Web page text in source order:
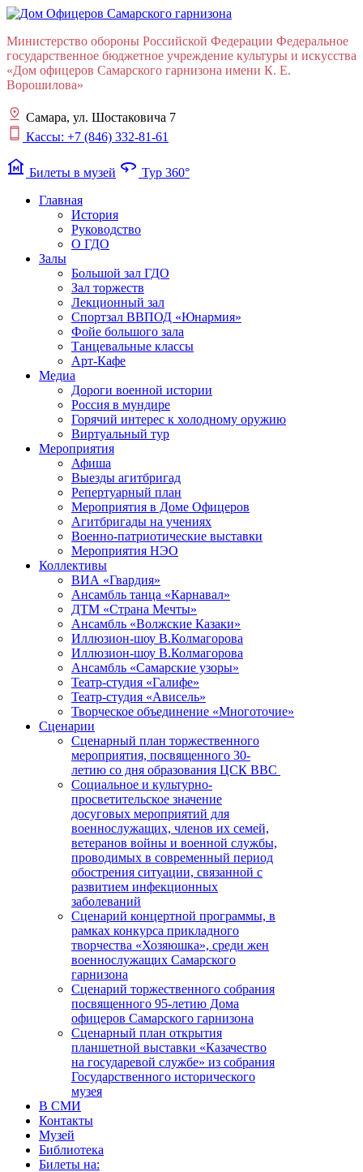
Министерство обороны Российской Федерации Федеральное
государственное бюджетное учреждение культуры и искусства
«Дом офицеров Cамарского гарнизона имени К. Е.
Ворошилова»
Самара, ул. Шостаковича 7
Кассы: +7 (846) 332-81-61
museum Билеты в музей 360 Тур 360°
Главная
История
Руководство
О ГДО
Залы
Большой зал ГДО
Зал торжеств
Лекционный зал
Cпортзал ВВПОД «Юнармия»
Фойе большого зала
Танцевальные классы
Арт-Кафе
Медиа
Дороги военной истории
Россия в мундире
Горячий интерес к холодному оружию
Виртуальный тур
Мероприятия
Афиша
Выезды агитбригад
Репертуарный план
Мероприятия в Доме Офицеров
Агитбригады на учениях
Военно-патриотические выставки
Мероприятия НЭО
Коллективы
ВИА «Гвардия»
Ансамбль танца «Карнавал»
ДТМ «Страна Мечты»
Ансамбль «Волжские Казаки»
Иллюзион-шоу В.Колмагорова
Иллюзион-шоу В.Колмагорова
Ансамбль «Самарские узоры»
Театр-студия «Галифе»
Театр-студия «Ависель»
Творческое объединение «Многоточие»
Сценарии
Сценарный план торжественного
мероприятия, посвященного 30-
летию со дня образования ЦСК ВВС
Социальное и культурно-
просветительское значение
досуговых мероприятий для
военнослужащих, членов их семей,
ветеранов войны и военной службы,
проводимых в современный период
обострения ситуации, связанной с
развитием инфекционных
заболеваний
Сценарий концертной программы, в
рамках конкурса прикладного
творчества «Хозяюшка», среди жен
военнослужащих Самарского
гарнизона
Сценарий торжественного собрания
посвященного 95-летию Дома
офицеров Самарского гарнизона
Сценарный план открытия
планшетной выставки «Казачество
на государевой службе» из собрания
Государственного исторического
музея
В СМИ
Контакты
Музей
Библиотека
Билеты на: